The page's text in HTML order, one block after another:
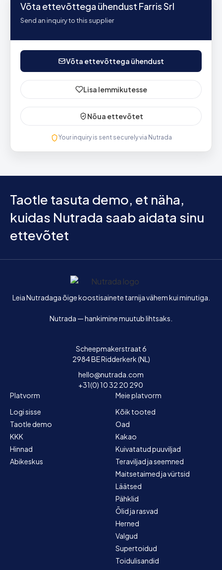
Võta ettevõttega ühendust Farris Srl
Send an inquiry to this supplier
Võta ettevõttega ühendust
Lisa lemmikutesse
Nõua ettevõtet
Your inquiry is sent securely via Nutrada
Taotle tasuta demo, et näha,
kuidas Nutrada saab aidata sinu
ettevõtet
Avaleht
Leia Nutradaga õige koostisainete tarnija vähem kui minutiga.
Nutrada — hankimine muutub lihtsaks.
Scheepmakerstraat 6
2984 BE Ridderkerk (NL)
hello@nutrada.com
+31(0) 10 32 20 290
Platvorm
Logi sisse
Taotle demo
KKK
Hinnad
Abikeskus
Meie platvorm
Kõik tooted
Oad
Kakao
Kuivatatud puuviljad
Teraviljad ja seemned
Maitsetaimed ja vürtsid
Läätsed
Pähklid
Õlid ja rasvad
Herned
Valgud
Supertoidud
Toidulisandid